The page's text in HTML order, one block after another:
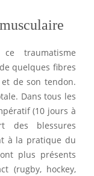
traumatisme
quelques fibres
de son tendon.
Dans tous les
(10 jours à
des blessures
à la pratique du
plus présents
(rugby, hockey,